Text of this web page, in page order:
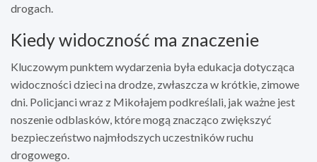
drogach.
Kiedy widoczność ma znaczenie
Kluczowym punktem wydarzenia była edukacja dotycząca
widoczności dzieci na drodze, zwłaszcza w krótkie, zimowe
dni. Policjanci wraz z Mikołajem podkreślali, jak ważne jest
noszenie odblasków, które mogą znacząco zwiększyć
bezpieczeństwo najmłodszych uczestników ruchu
drogowego.